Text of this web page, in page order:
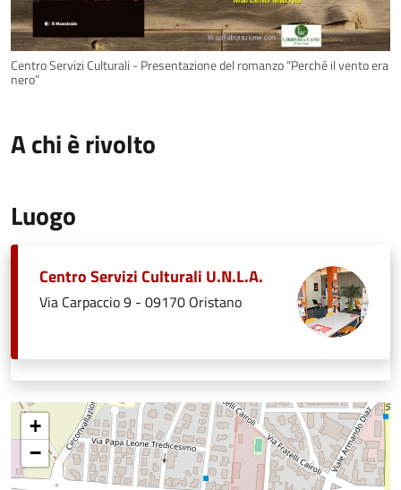
Centro Servizi Culturali - Presentazione del romanzo “Perché il vento era
nero”
A chi è rivolto
Luogo
Centro Servizi Culturali U.N.L.A.
Via Carpaccio 9 - 09170 Oristano
+
−